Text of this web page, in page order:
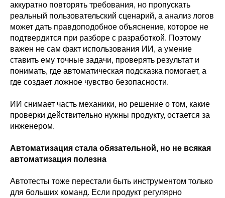
аккуратно повторять требования, но пропускать
реальный пользовательский сценарий, а анализ логов
может дать правдоподобное объяснение, которое не
подтвердится при разборе с разработкой. Поэтому
важен не сам факт использования ИИ, а умение
ставить ему точные задачи, проверять результат и
понимать, где автоматическая подсказка помогает, а
где создает ложное чувство безопасности.
ИИ снимает часть механики, но решение о том, какие
проверки действительно нужны продукту, остается за
инженером.
Автоматизация стала обязательной, но не всякая
автоматизация полезна
Автотесты тоже перестали быть инструментом только
для больших команд. Если продукт регулярно